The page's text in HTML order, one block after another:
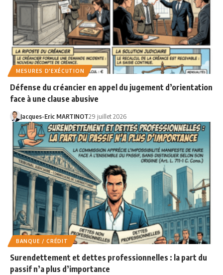
MESURES D'EXÉCUTION
Défense du créancier en appel du jugement d’orientation
face à une clause abusive
Jacques-Eric MARTINOT29 juillet 2026
BANQUE / CRÉDIT
Surendettement et dettes professionnelles : la part du
passif n’a plus d’importance